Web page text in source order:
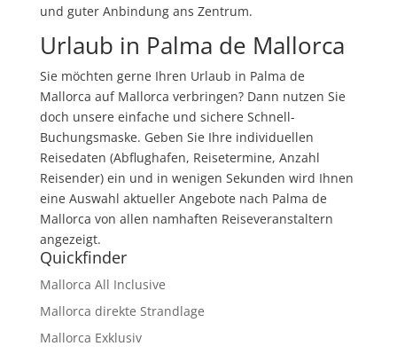
und guter Anbindung ans Zentrum.
Urlaub in Palma de Mallorca
Sie möchten gerne Ihren Urlaub in Palma de
Mallorca auf Mallorca verbringen? Dann nutzen Sie
doch unsere einfache und sichere Schnell-
Buchungsmaske. Geben Sie Ihre individuellen
Reisedaten (Abflughafen, Reisetermine, Anzahl
Reisender) ein und in wenigen Sekunden wird Ihnen
eine Auswahl aktueller Angebote nach Palma de
Mallorca von allen namhaften Reiseveranstaltern
angezeigt.
Quickfinder
Mallorca All Inclusive
Mallorca direkte Strandlage
Mallorca Exklusiv